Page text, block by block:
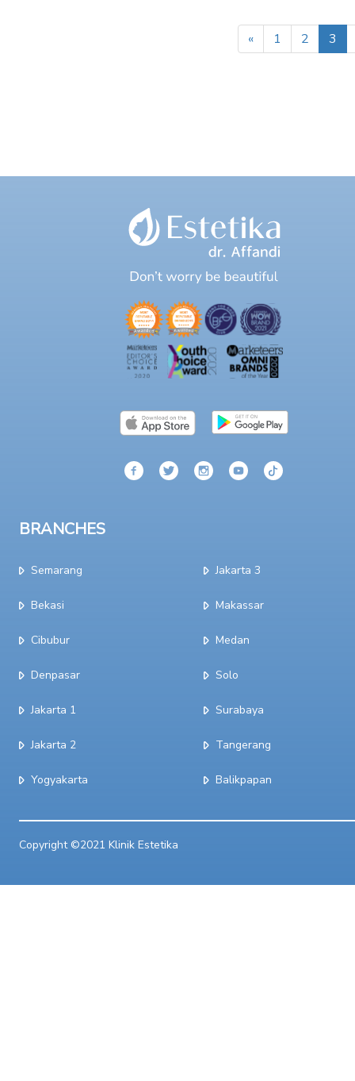
« 1 2 3
BRANCHES
Semarang
Bekasi
Cibubur
Denpasar
Jakarta 1
Jakarta 2
Yogyakarta
Jakarta 3
Makassar
Medan
Solo
Surabaya
Tangerang
Balikpapan
Copyright ©2021 Klinik Estetika